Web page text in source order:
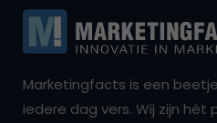
Marketingfacts is een
iedere dag vers. Wij zijn hét